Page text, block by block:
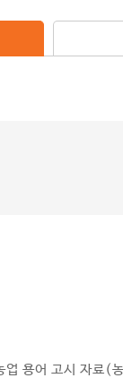
업 용어 고시 자